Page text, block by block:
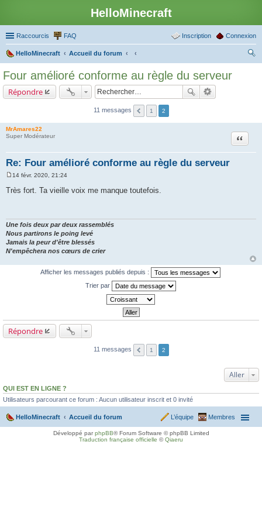
HelloMinecraft
Raccourcis FAQ Connexion
Inscription
HelloMinecraft
Accueil du forum
Four amélioré conforme au règle du serveur
Répondre
11 messages 1 2
MrAmares22
Super Modérateur
Re: Four amélioré conforme au règle du serveur
Citation
e
s
e
14 févr. 2020, 21:24
Très fort. Ta vieille voix me manque toutefois.
Une fois deux par deux rassemblés
Nous partirons le poing levé
Jamais la peur d'être blessés
N'empêchera nos cœurs de crier
Afficher les messages publiés depuis :
Trier par
Répondre
11 messages 1 2
Aller
QUI EST EN LIGNE ?
Utilisateurs parcourant ce forum : Aucun utilisateur inscrit et 0 invité
HelloMinecraft Accueil du forum Membres
L’équipe
Développé parphpBB® Forum Software © phpBB Limited
Traduction française officielle ©Qiaeru